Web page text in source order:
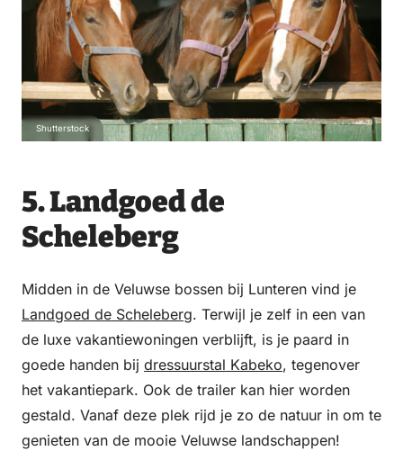
Shutterstock
5. Landgoed de
Scheleberg
Midden in de Veluwse bossen bij Lunteren vind je
Landgoed de Scheleberg. Terwijl je zelf in een van
de luxe vakantiewoningen verblijft, is je paard in
goede handen bij dressuurstal Kabeko, tegenover
het vakantiepark. Ook de trailer kan hier worden
gestald. Vanaf deze plek rijd je zo de natuur in om te
genieten van de mooie Veluwse landschappen!